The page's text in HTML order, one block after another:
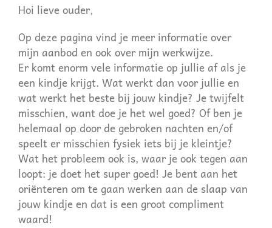
Hoi lieve ouder,
Op deze pagina vind je meer informatie over
mijn aanbod en ook over mijn werkwijze.
Er komt enorm vele informatie op jullie af als je
een kindje krijgt. Wat werkt dan voor jullie en
wat werkt het beste bij jouw kindje? Je twijfelt
misschien, want doe je het wel goed? Of ben je
helemaal op door de gebroken nachten en/of
speelt er misschien fysiek iets bij je kleintje?
Wat het probleem ook is, waar je ook tegen aan
loopt: je doet het super goed! Je bent aan het
oriënteren om te gaan werken aan de slaap van
jouw kindje en dat is een groot compliment
waard!